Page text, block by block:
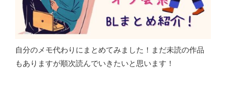
自分のメモ代わりにまとめてみました！まだ未読の作品
もありますが順次読んでいきたいと思います！